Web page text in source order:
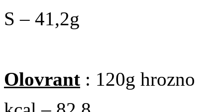
S – 41,2g
Olovrant : 120g hrozno